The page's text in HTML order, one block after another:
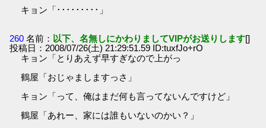
キョン「･････････」
260 名前： 以下、名無しにかわりましてVIPがお送りします[]
投稿日：2008/07/26(土) 21:29:51.59 ID:tuxfJo+rO
キョン「とりあえず早すぎなので上がっ
鶴屋「おじゃましますっさ」
キョン「って、俺はまだ何も言ってないんですけど」
鶴屋「あれー、家には誰もいないのかい？」